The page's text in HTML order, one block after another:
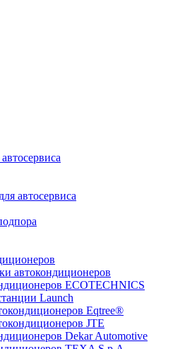
автосервиса
автокондиционеров
ECOTECHNICS
Launch
Eqtree®
JTE
Dekar Automotive